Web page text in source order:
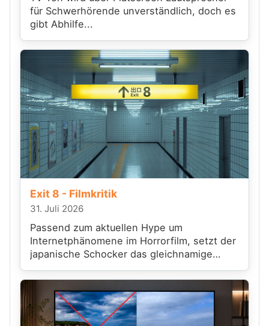
für Schwerhörende unverständlich, doch es
gibt Abhilfe...
Exit 8 - Filmkritik
31. Juli 2026
Passend zum aktuellen Hype um
Internetphänomene im Horrorfilm, setzt der
japanische Schocker das gleichnamige
Videospiel filmisch um.